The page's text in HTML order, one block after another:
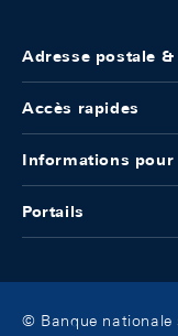
Adresse postale
Accès rapides
Informations pour
Portails
© Banque nationale